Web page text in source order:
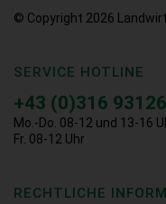
© Copyright 2026
SERVICE HOTLINE
+43 (0)316
Mo.-Do. 08-12 und 13-16
Fr. 08-12 Uhr
RECHTLICHE